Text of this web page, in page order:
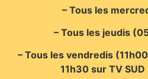
– Tous les
– Tous les jeudis
– Tous les vendredis
11h30 sur TV